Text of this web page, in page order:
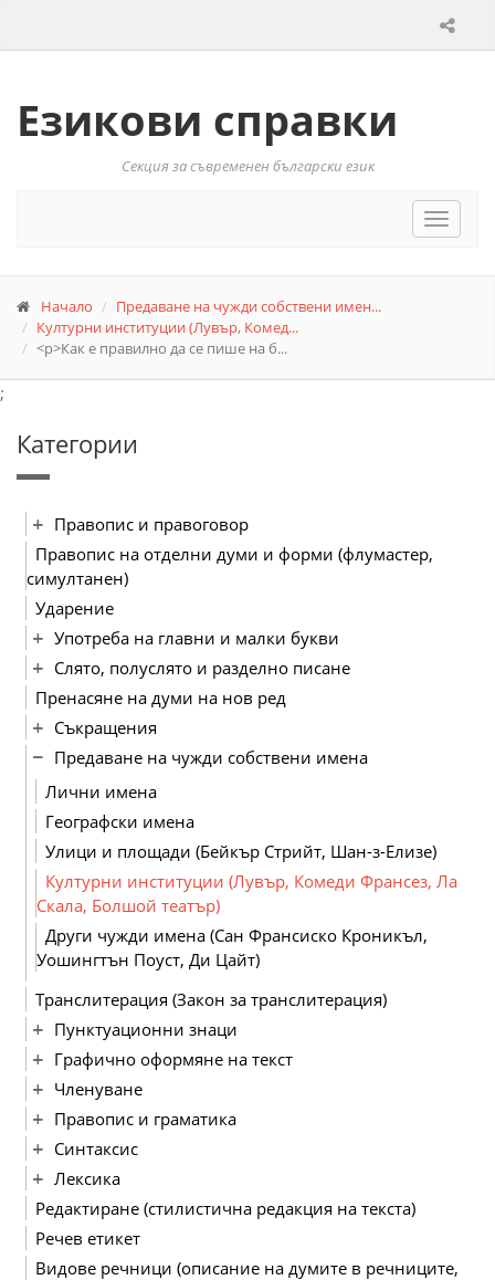
Езикови справки
Секция за съвременен български език
Toggle
Начало
Предаване на чужди собствени имен...
Културни институции (Лувър, Комед...
<p>Как е правилно да се пише на б...
;
Категории
Правопис и правоговор
Правопис на отделни думи и форми (флумастер,
симултанен)
Ударение
Употреба на главни и малки букви
Слято, полуслято и разделно писане
Пренасяне на думи на нов ред
Съкращения
Предаване на чужди собствени имена
Лични имена
Географски имена
Улици и площади (Бейкър Стрийт, Шан-з-Елизе)
Културни институции (Лувър, Комеди Франсез, Ла
Скала, Болшой театър)
Други чужди имена (Сан Франсиско Кроникъл,
Уошингтън Поуст, Ди Цайт)
Транслитерация (Закон за транслитерация)
Пунктуационни знаци
Графично оформяне на текст
Членуване
Правопис и граматика
Синтаксис
Лексика
Редактиране (стилистична редакция на текста)
Речев етикет
Видове речници (описание на думите в речниците,